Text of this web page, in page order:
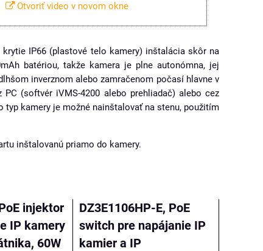
Otvoriť video v novom okne
IP66 (plastové telo kamery) inštalácia skôr na
batériou, takže kamera je plne autonómna, jej
inverznom alebo zamračenom počasí hlavne v
(softvér iVMS-4200 alebo prehliadač) alebo cez
kamery je možné nainštalovať na stenu, použitím
inštalovanú priamo do kamery.
injektor
IP kamery
60W
DZ3E1106HP-E, PoE
switch pre napájanie IP
kamier a IP